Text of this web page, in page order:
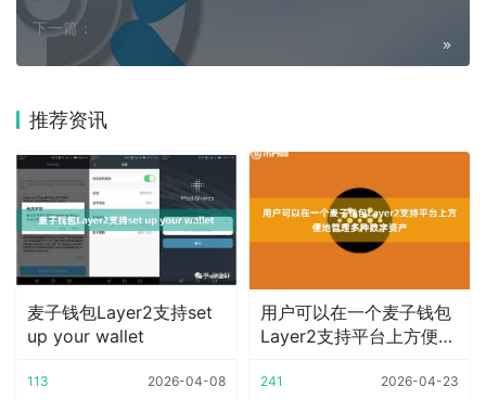
下一篇：
推荐资讯
麦子钱包Layer2支持set
up your wallet
113 2026-04-08
用户可以在一个麦子钱包
Layer2支持平台上方便地
241 2026-04-23